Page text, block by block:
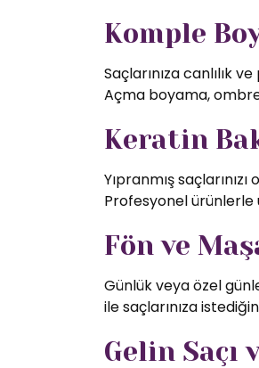
Komple
Saçlarınıza canlılık
Açma boyama,
Keratin
Yıpranmış
Profesyonel ürünlerle
Fön ve
Günlük veya özel
ile saçlarınıza
Gelin Saçı